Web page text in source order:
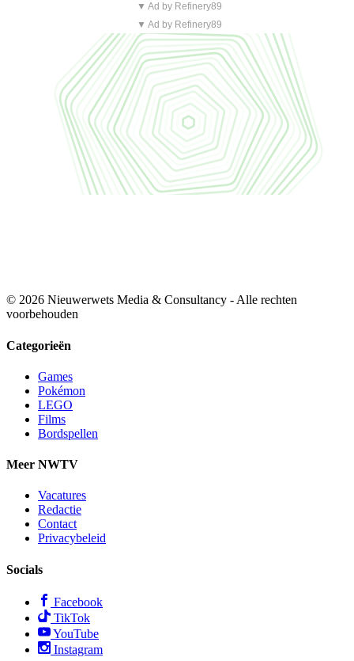
▼ Ad by Refinery89
▼ Ad by Refinery89
© 2026 Nieuwerwets Media & Consultancy - Alle rechten
voorbehouden
Categorieën
Games
Pokémon
LEGO
Films
Bordspellen
Meer NWTV
Vacatures
Redactie
Contact
Privacybeleid
Socials
Facebook
TikTok
YouTube
Instagram